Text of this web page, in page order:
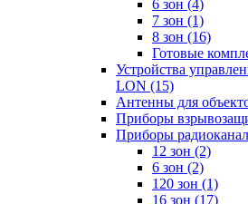
6 зон (4)
7 зон (1)
8 зон (16)
Готовые
Устройства
LON (15)
Антенны для
Приборы
Приборы
12 зон (2)
6 зон (2)
120 зон (1)
16 зон (17)